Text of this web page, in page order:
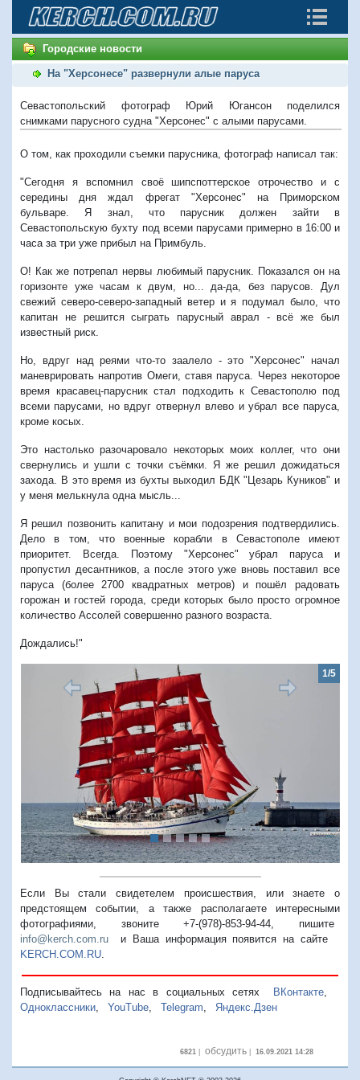
Городские новости
На "Херсонесе" развернули алые паруса
Севастопольский фотограф Юрий Югансон поделился
снимками парусного судна "Херсонес" с алыми парусами.
О том, как проходили съемки парусника, фотограф написал так:
"Сегодня я вспомнил своё шипспоттерское отрочество и с
середины дня ждал фрегат "Херсонес" на Приморском
бульваре. Я знал, что парусник должен зайти в
Севастопольскую бухту под всеми парусами примерно в 16:00 и
часа за три уже прибыл на Примбуль.
О! Как же потрепал нервы любимый парусник. Показался он на
горизонте уже часам к двум, но... да-да, без парусов. Дул
свежий северо-северо-западный ветер и я подумал было, что
капитан не решится сыграть парусный аврал - всё же был
известный риск.
Но, вдруг над реями что-то заалело - это "Херсонес" начал
маневрировать напротив Омеги, ставя паруса. Через некоторое
время красавец-парусник стал подходить к Севастополю под
всеми парусами, но вдруг отвернул влево и убрал все паруса,
кроме косых.
Это настолько разочаровало некоторых моих коллег, что они
свернулись и ушли с точки съёмки. Я же решил дожидаться
захода. В это время из бухты выходил БДК "Цезарь Куников" и
у меня мелькнула одна мысль...
Я решил позвонить капитану и мои подозрения подтвердились.
Дело в том, что военные корабли в Севастополе имеют
приоритет. Всегда. Поэтому "Херсонес" убрал паруса и
пропустил десантников, а после этого уже вновь поставил все
паруса (более 2700 квадратных метров) и пошёл радовать
горожан и гостей города, среди которых было просто огромное
количество Ассолей совершенно разного возраста.
Дождались!"
1/5
Предыдущий
Если Вы стали свидетелем происшествия, или знаете о
предстоящем событии, а также располагаете интересными
фотографиями, звоните +7-(978)-853-94-44, пишите
info@kerch.com.ru и Ваша информация появится на сайте
KERCH.COM.RU.
Подписывайтесь на нас в социальных сетях ВКонтакте,
Одноклассники, YouTube, Telegram, Яндекс.Дзен
6821| обсудить| 16.09.2021 14:28